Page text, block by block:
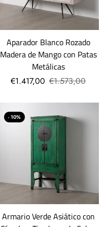
Aparador Blanco Rozado
Madera de Mango con Patas
Metálicas
€1.417,00 €1.573,00
- 10%
Armario Verde Asiático con